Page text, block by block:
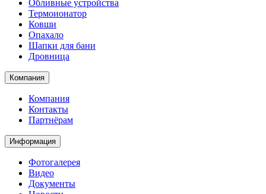
Обливные устройства
Термоионатор
Ковши
Опахало
Шапки для бани
Дровница
Компания
Компания
Контакты
Партнёрам
Информация
Фотогалерея
Видео
Документы